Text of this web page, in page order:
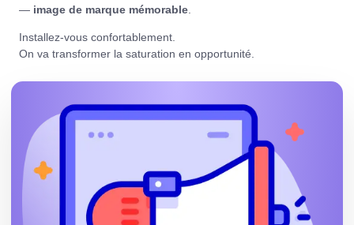
— image de marque mémorable
Installez-vous confortablement.
On va transformer la saturation en opportunité.